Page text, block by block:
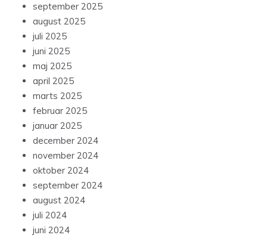
september 2025
august 2025
juli 2025
juni 2025
maj 2025
april 2025
marts 2025
februar 2025
januar 2025
december 2024
november 2024
oktober 2024
september 2024
august 2024
juli 2024
juni 2024